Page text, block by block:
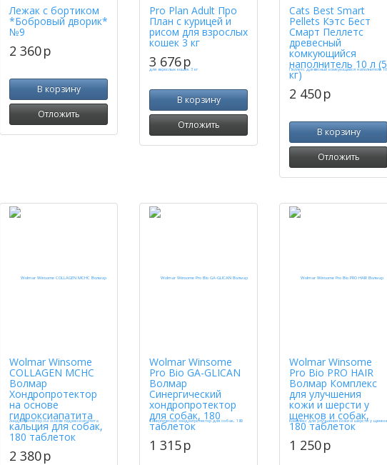
Лежак с бортиком
*Бобровый дворик*
№9
2 360p
В корзину
Отложить
Pro Plan Adult Про
План с курицей и
рисом для взрослых
кошек 3 кг
3 676p
В корзину
Отложить
Cats Best Smart
Pellets Кэтс Бест
Смарт Пеллетс
древесный
комкующийся
наполнитель 10 л (5
кг)
2 450p
В корзину
Отложить
Wolmar Winsome
COLLAGEN MCHC
Волмар
Хондропротектор
на основе
гидроксиапатита
кальция для собак,
180 таблеток
2 380p
Wolmar Winsome
Pro Bio GA-GLICAN
Волмар
Синергический
хондропротектор
для собак, 180
таблеток
1 315p
Wolmar Winsome
Pro Bio PRO HAIR
Волмар Комплекс
для улучшения
кожи и шерсти у
щенков и собак,
180 таблеток
1 250p